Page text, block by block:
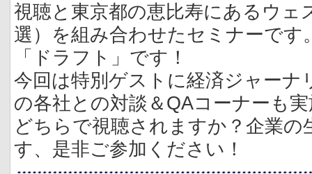
視聴と東京都の恵比寿にあるウェ
選）を組み合わせたセミナーで
「ドラフト」です！
今回は特別ゲストに経済ジャー
の各社との対談＆QAコーナーも
どちらで視聴されますか？企業
す、是非ご参加ください！